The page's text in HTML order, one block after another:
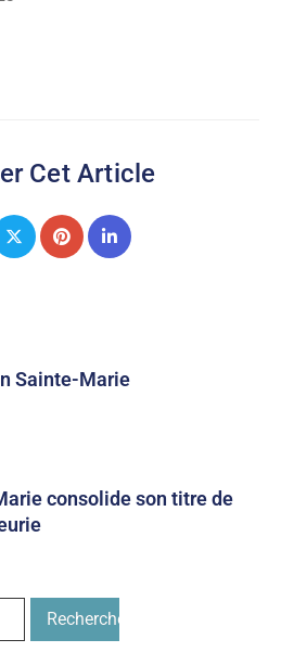
Cet Article
Sainte-Marie
consolide son titre de